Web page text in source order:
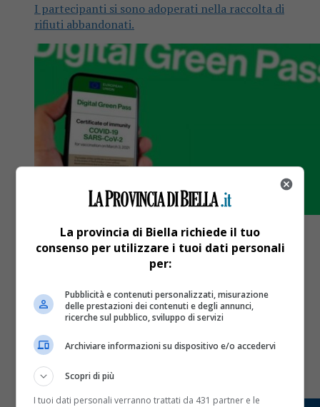
I partecipanti si sono adoperati nella raccolta di
rifiuti abbandonati.
No Green Pass, nuova manifestazione
oggi pomeriggio a Biella
Proseguono le contestazioni.
La provincia di Biella richiede il tuo
consenso per utilizzare i tuoi dati personali
per:
Pubblicità e contenuti personalizzati, misurazione
delle prestazioni dei contenuti e degli annunci,
ricerche sul pubblico, sviluppo di servizi
Archiviare informazioni su dispositivo e/o accedervi
Scopri di più
I tuoi dati personali verranno trattati da 431 partner e le